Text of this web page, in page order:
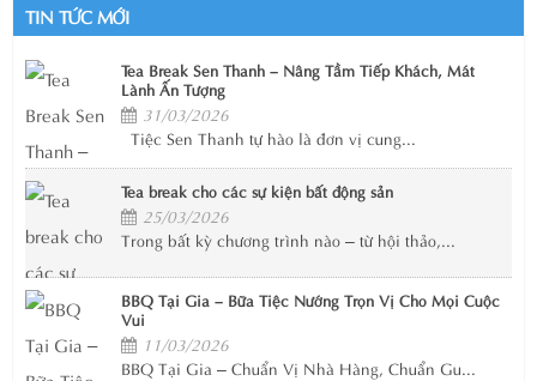
TIN TỨC MỚI
Tea Break Sen Thanh – Nâng Tầm Tiếp Khách, Mát
Lành Ấn Tượng
31/03/2026
Tiệc Sen Thanh tự hào là đơn vị cung...
Tea break cho các sự kiện bất động sản
25/03/2026
Trong bất kỳ chương trình nào – từ hội thảo,...
BBQ Tại Gia – Bữa Tiệc Nướng Trọn Vị Cho Mọi Cuộc
Vui
11/03/2026
BBQ Tại Gia – Chuẩn Vị Nhà Hàng, Chuẩn Gu...